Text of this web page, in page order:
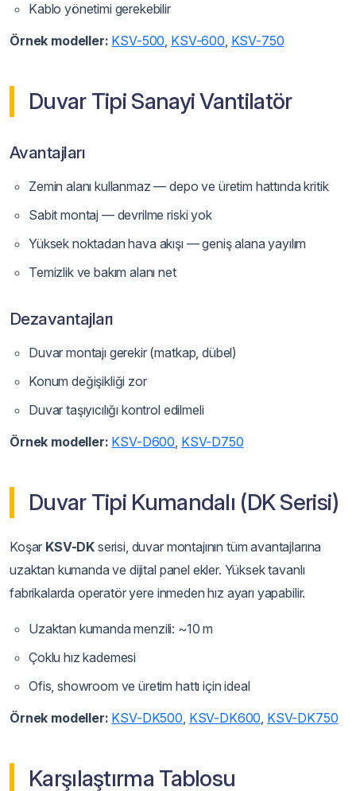
Kablo yönetimi gerekebilir
Örnek modeller: KSV-500, KSV-600, KSV-750
Duvar Tipi Sanayi Vantilatör
Avantajları
Zemin alanı kullanmaz — depo ve üretim hattında kritik
Sabit montaj — devrilme riski yok
Yüksek noktadan hava akışı — geniş alana yayılım
Temizlik ve bakım alanı net
Dezavantajları
Duvar montajı gerekir (matkap, dübel)
Konum değişikliği zor
Duvar taşıyıcılığı kontrol edilmeli
Örnek modeller: KSV-D600, KSV-D750
Duvar Tipi Kumandalı (DK Serisi)
Koşar KSV-DK serisi, duvar montajının tüm avantajlarına
uzaktan kumanda ve dijital panel ekler. Yüksek tavanlı
fabrikalarda operatör yere inmeden hız ayarı yapabilir.
Uzaktan kumanda menzili: ~10 m
Çoklu hız kademesi
Ofis, showroom ve üretim hattı için ideal
Örnek modeller: KSV-DK500, KSV-DK600, KSV-DK750
Karşılaştırma Tablosu